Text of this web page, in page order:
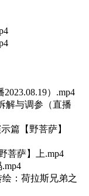
）.mp4
解与调参（直播
篇【野菩萨】
菩萨】上.mp4
：荷拉斯兄弟之